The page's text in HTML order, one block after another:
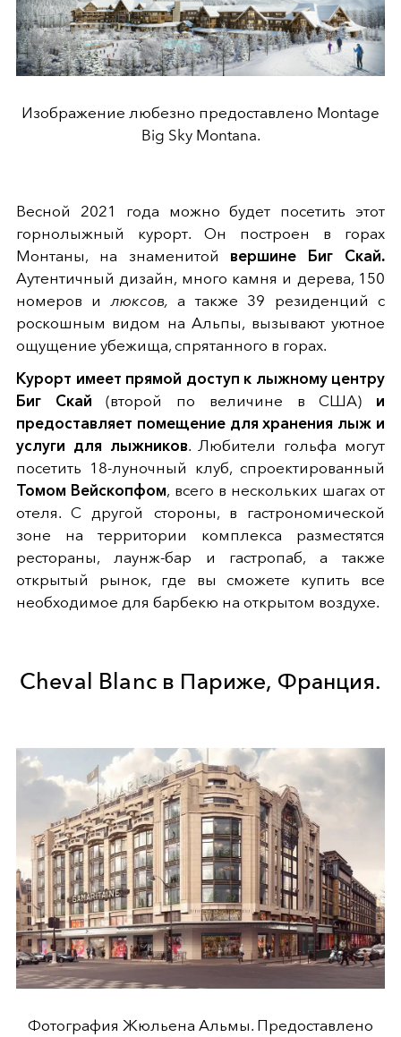
Изображение любезно предоставлено Montage
Big Sky Montana.
Весной 2021 года можно будет посетить этот
горнолыжный курорт. Он построен в горах
Монтаны, на знаменитой вершине Биг Скай.
Аутентичный дизайн, много камня и дерева, 150
номеров илюксов, а также 39 резиденций с
роскошным видом на Альпы, вызывают уютное
ощущение убежища, спрятанного в горах.
Курорт имеет прямой доступ к лыжному центру
Биг Скай (второй по величине в США) и
предоставляет помещение для хранения лыж и
услуги для лыжников. Любители гольфа могут
посетить 18-луночный клуб, спроектированный
Томом Вейскопфом, всего в нескольких шагах от
отеля. С другой стороны, в гастрономической
зоне на территории комплекса разместятся
рестораны, лаунж-бар и гастропаб, а также
открытый рынок, где вы сможете купить все
необходимое для барбекю на открытом воздухе.
Cheval Blanc в Париже, Франция.
Фотография Жюльена Альмы. Предоставлено